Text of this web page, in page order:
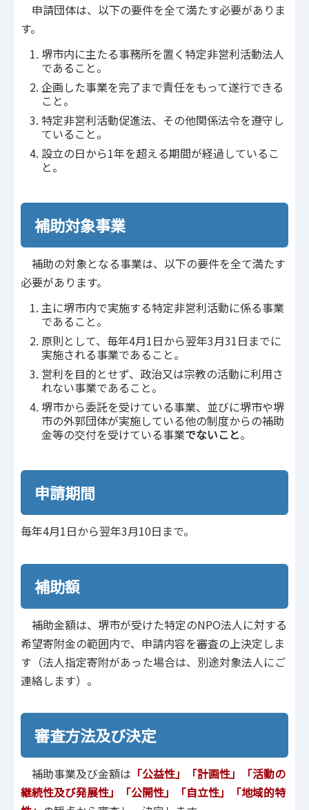
申請団体は、以下の要件を全て満たす必要がありま
す。
堺市内に主たる事務所を置く特定非営利活動法人
であること。
企画した事業を完了まで責任をもって遂行できる
こと。
特定非営利活動促進法、その他関係法令を遵守し
ていること。
設立の日から1年を超える期間が経過しているこ
と。
補助対象事業
補助の対象となる事業は、以下の要件を全て満たす
必要があります。
主に堺市内で実施する特定非営利活動に係る事業
であること。
原則として、毎年4月1日から翌年3月31日までに
実施される事業であること。
営利を目的とせず、政治又は宗教の活動に利用さ
れない事業であること。
堺市から委託を受けている事業、並びに堺市や堺
市の外郭団体が実施している他の制度からの補助
金等の交付を受けている事業でないこと。
申請期間
毎年4月1日から翌年3月10日まで。
補助額
補助金額は、堺市が受けた特定のNPO法人に対する
希望寄附金の範囲内で、申請内容を審査の上決定しま
す（法人指定寄附があった場合は、別途対象法人にご
連絡します）。
審査方法及び決定
補助事業及び金額は 「公益性」「計画性」「活動の
継続性及び発展性」「公開性」「自立性」「地域的特